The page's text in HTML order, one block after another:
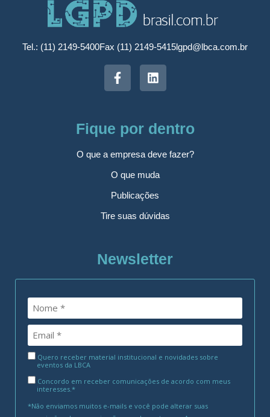
Tel.: (11) 2149-5400Fax (11) 2149-5415lgpd@lbca.com.br
Fique por dentro
O que a empresa deve fazer?
O que muda
Publicações
Tire suas dúvidas
Newsletter
Quero receber material institucional e novidades sobre
eventos da LBCA
Concordo em receber comunicações de acordo com meus
interesses.*
*Não enviamos muitos e-mails e você pode alterar suas